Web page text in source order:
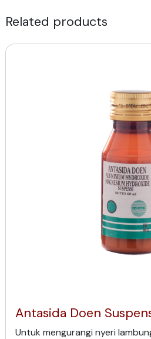
Related products
Antasida Doen
Untuk mengurangi nyeri